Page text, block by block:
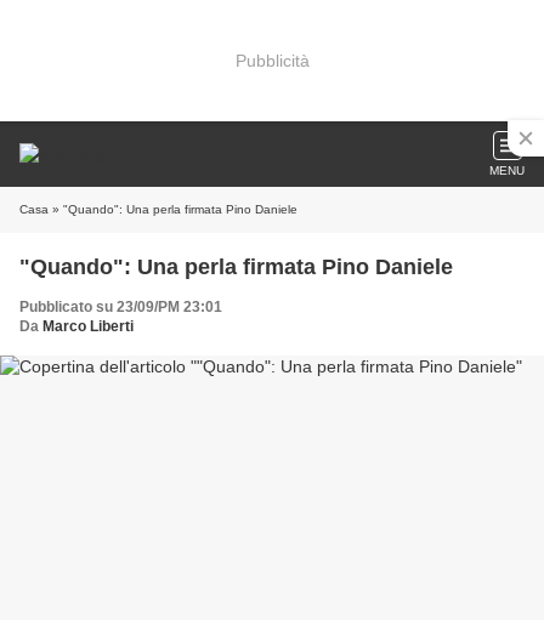
Pubblicità
MENU
Casa » "Quando": Una perla firmata Pino Daniele
"Quando": Una perla firmata Pino Daniele
Pubblicato su 23/09/PM 23:01
Da Marco Liberti